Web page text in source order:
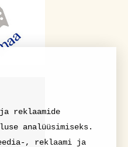
reklaamide
analüüsimiseks.
, reklaami ja